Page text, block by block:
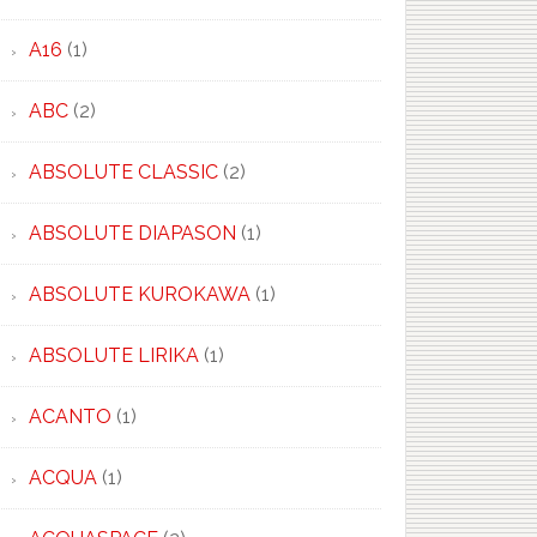
A16 (1)
ABC(2)
ABSOLUTE CLASSIC(2)
ABSOLUTE DIAPASON (1)
ABSOLUTE KUROKAWA(1)
ABSOLUTE LIRIKA(1)
ACANTO (1)
ACQUA(1)